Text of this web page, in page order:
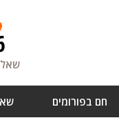
חם בפורומים